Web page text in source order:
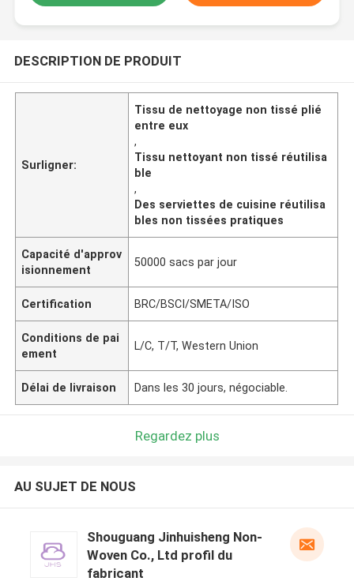
DESCRIPTION DE PRODUIT
Surligner:
Tissu de nettoyage non tissé plié
entre eux
,
Tissu nettoyant non tissé réutilisa
ble
,
Des serviettes de cuisine réutilisa
bles non tissées pratiques
Capacité d'approv
isionnement
50000 sacs par jour
Certification BRC/BSCI/SMETA/ISO
Conditions de pai
ement
L/C, T/T, Western Union
Délai de livraison Dans les 30 jours, négociable.
Regardez plus
AU SUJET DE NOUS
Shouguang Jinhuisheng Non-
Woven Co., Ltd profil du
fabricant